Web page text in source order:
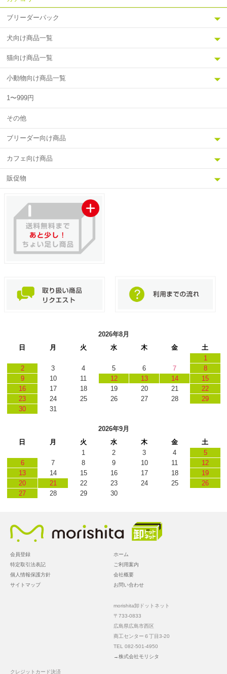
ブリーダーパック
犬向け商品一覧
猫向け商品一覧
小動物向け商品一覧
1〜999円
その他
ブリーダー向け商品
カフェ向け商品
販促物
2026年8月
日
月 火 水 木 金
土
1
2
3 4 5 6 7
8
9
10 11 12 13 14
15
16
17 18 19 20 21
22
23
24 25 26 27 28
29
30
31
2026年9月
日
月 火 水 木 金
土
1
2 3 4
5
6
7 8 9 10 11
12
13
14 15 16 17 18
19
20
21 22 23 24 25
26
27
28 29 30
ホーム
ご利用案内
会社概要
お問い合わせ
会員登録
特定取引法表記
個人情報保護方針
サイトマップ
morishita卸ドットネット
〒733-0833
広島県広島市西区
商工センター６丁目3-20
TEL 082-501-4950
→株式会社モリシタ
クレジットカード決済